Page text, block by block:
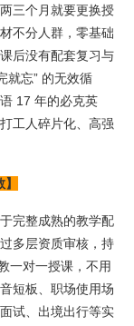
三个月就要更换授
不分人群，零基础
后没有配套复习与
就忘” 的无效循
17 年的必克英
工人碎片化、高强
完整成熟的教学配
多层资质审核，持
一对一授课，不用
短板、职场使用场
试、出境出行等实